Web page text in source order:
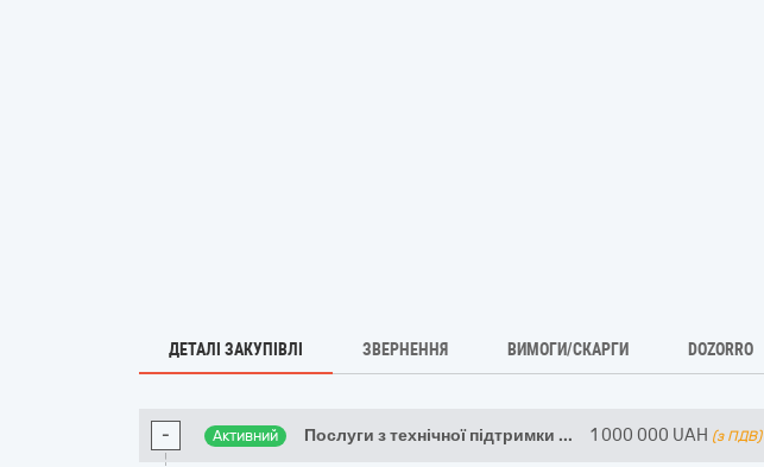
ДЕТАЛІ ЗАКУПІВЛІ ЗВЕРНЕННЯ ВИМОГИ/СКАРГИ DOZORRO
- Активний Послуги з технічної підтримки ... 1 000 000 UAH (з ПДВ)